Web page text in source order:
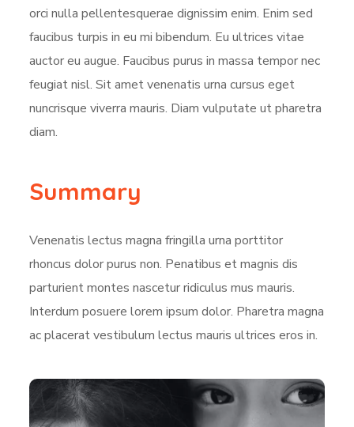
orci nulla pellentesquerae dignissim enim. Enim sed
faucibus turpis in eu mi bibendum. Eu ultrices vitae
auctor eu augue. Faucibus purus in massa tempor nec
feugiat nisl. Sit amet venenatis urna cursus eget
nuncrisque viverra mauris. Diam vulputate ut pharetra
diam.
Summary
Venenatis lectus magna fringilla urna porttitor
rhoncus dolor purus non. Penatibus et magnis dis
parturient montes nascetur ridiculus mus mauris.
Interdum posuere lorem ipsum dolor. Pharetra magna
ac placerat vestibulum lectus mauris ultrices eros in.